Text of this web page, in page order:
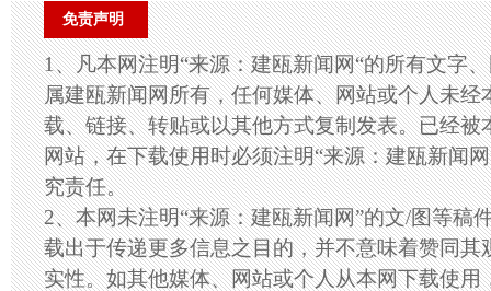
免责声明
1、凡本网注明“来源：建瓯新闻网“的所有文字
属建瓯新闻网所有，任何媒体、网站或个人未经
载、链接、转贴或以其他方式复制发表。已经被
网站，在下载使用时必须注明“来源：建瓯新闻
究责任。
2、本网未注明“来源：建瓯新闻网”的文/图等稿
载出于传递更多信息之目的，并不意味着赞同其
实性。如其他媒体、网站或个人从本网下载使用